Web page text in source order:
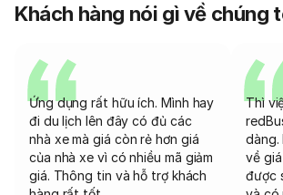
Khách hàng nói gì về chúng
Ứng dụng rất hữu ích. Mình hay
đi du lịch lên đây có đủ các
nhà xe mà giá còn rẻ hơn giá
của nhà xe vì có nhiều mã giảm
giá. Thông tin và hỗ trợ khách
Thì
dàng.
về
được